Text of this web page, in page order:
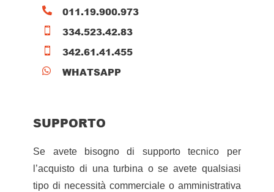
 011.19.900.973
 334.523.42.83
 342.61.41.455
 WHATSAPP
SUPPORTO
Se avete bisogno di supporto tecnico per
l’acquisto di una turbina o se avete qualsiasi
tipo di necessità commerciale o amministrativa